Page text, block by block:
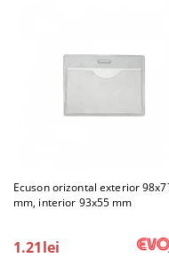
Ecuson orizontal exterior
mm, interior 93x55 mm
1.21lei